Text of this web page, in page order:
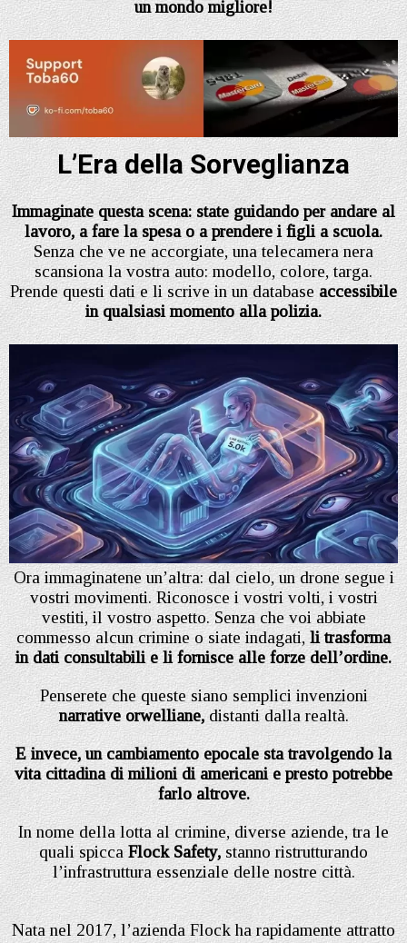
un mondo migliore!
L’Era della Sorveglianza
Immaginate questa scena: state guidando per andare al
lavoro, a fare la spesa o a prendere i figli a scuola.
Senza che ve ne accorgiate, una telecamera nera
scansiona la vostra auto: modello, colore, targa.
Prende questi dati e li scrive in un database accessibile
in qualsiasi momento alla polizia.
Ora immaginatene un’altra: dal cielo, un drone segue i
vostri movimenti. Riconosce i vostri volti, i vostri
vestiti, il vostro aspetto. Senza che voi abbiate
commesso alcun crimine o siate indagati,li trasforma
in dati consultabili e li fornisce alle forze dell’ordine.
Penserete che queste siano semplici invenzioni
narrative orwelliane,distanti dalla realtà.
E invece, un cambiamento epocale sta travolgendo la
vita cittadina di milioni di americani e presto potrebbe
farlo altrove.
In nome della lotta al crimine, diverse aziende, tra le
quali spiccaFlock Safety,stanno ristrutturando
l’infrastruttura essenziale delle nostre città.
Nata nel 2017, l’azienda Flock ha rapidamente attratto